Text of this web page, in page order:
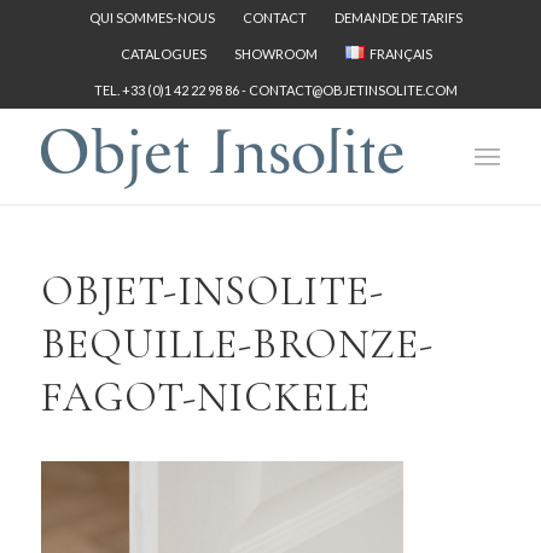
QUI SOMMES-NOUS CONTACT DEMANDE DE TARIFS
CATALOGUES SHOWROOM FRANÇAIS
TEL. +33 (0)1 42 22 98 86 - CONTACT@OBJETINSOLITE.COM
OBJET-INSOLITE-
BEQUILLE-BRONZE-
FAGOT-NICKELE